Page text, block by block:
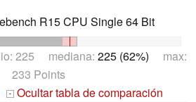
R15 CPU Single 64 Bit
225 mediana: 225 (62%) max:
233 Points
- Ocultar tabla de comparación